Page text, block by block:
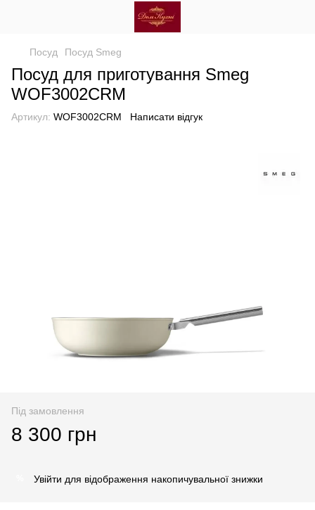
Посуд Посуд Smeg
Посуд для приготування Smeg
WOF3002CRM
Артикул: WOF3002CRM Написати відгук
Під замовлення
8 300 грн
Увійти для відображення накопичувальної знижки